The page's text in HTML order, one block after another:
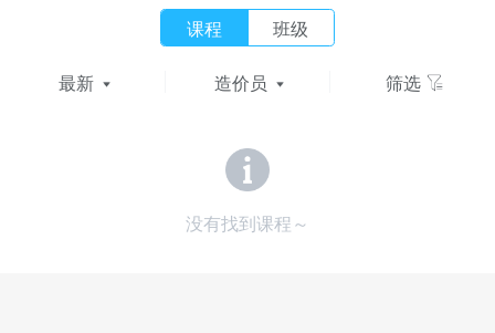
课程 班级
最新 造价员 筛选
没有找到课程～